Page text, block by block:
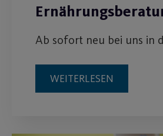
Ab sofort neu bei uns in
WEITERLESEN